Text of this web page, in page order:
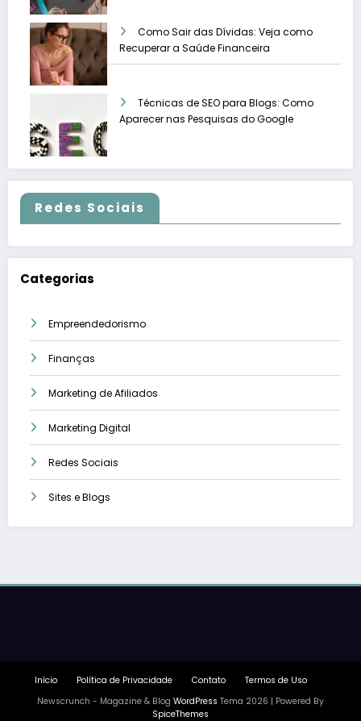
Como Sair das Dívidas: Veja como
Recuperar a Saúde Financeira
Técnicas de SEO para Blogs: Como
Aparecer nas Pesquisas do Google
Redes Sociais
Categorias
Empreendedorismo
Finanças
Marketing de Afiliados
Marketing Digital
Redes Sociais
Sites e Blogs
Início Política de Privacidade Contato
Termos de Uso
Newscrunch - Magazine & Blog WordPress Tema 2026 | Powered By
SpiceThemes